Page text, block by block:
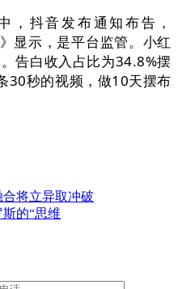
抖音发布通知布告，
显示，是平台监管。小红
告白收入占比为34.8%摆
30秒的视频，做10天摆布
将立异取冲破
的“思维